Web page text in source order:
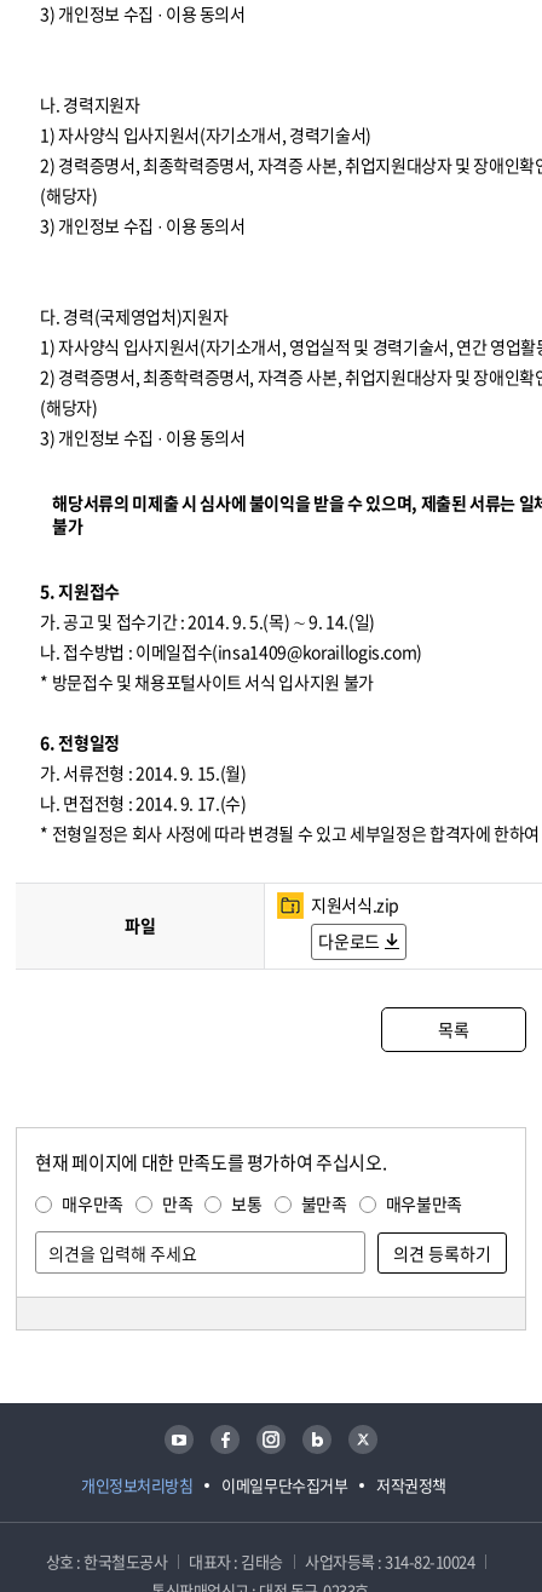
3) 개인정보 수집 · 이용 동의서
나. 경력지원자
1) 자사양식 입사지원서(자기소개서, 경력기술서)
2) 경력증명서, 최종학력증명서, 자격증 사본, 취업지원대상자 및 장애인확
(해당자)
3) 개인정보 수집 · 이용 동의서
다. 경력(국제영업처)지원자
1) 자사양식 입사지원서(자기소개서, 영업실적 및 경력기술서, 연간 영업활
2) 경력증명서, 최종학력증명서, 자격증 사본, 취업지원대상자 및 장애인확
(해당자)
3) 개인정보 수집 · 이용 동의서
해당서류의 미제출 시 심사에 불이익을 받을 수 있으며, 제출된 서류는 일
불가
5. 지원접수
가. 공고 및 접수기간 : 2014. 9. 5.(목) ∼ 9. 14.(일)
나. 접수방법 : 이메일접수(insa1409@koraillogis.com)
* 방문접수 및 채용포털사이트 서식 입사지원 불가
6. 전형일정
가. 서류전형 : 2014. 9. 15.(월)
나. 면접전형 : 2014. 9. 17.(수)
* 전형일정은 회사 사정에 따라 변경될 수 있고 세부일정은 합격자에 한하
파일
지원서식.zip
다운로드
목록
현재 페이지에 대한 만족도를 평가하여 주십시오.
매우만족 만족 보통 불만족 매우불만족
개인정보처리방침 이메일무단수집거부 저작권정책
유튜브 페이스북 인스타그램 블로그 트위터
상호 : 한국철도공사 대표자 : 김태승
사업자등록 : 314-82-10024